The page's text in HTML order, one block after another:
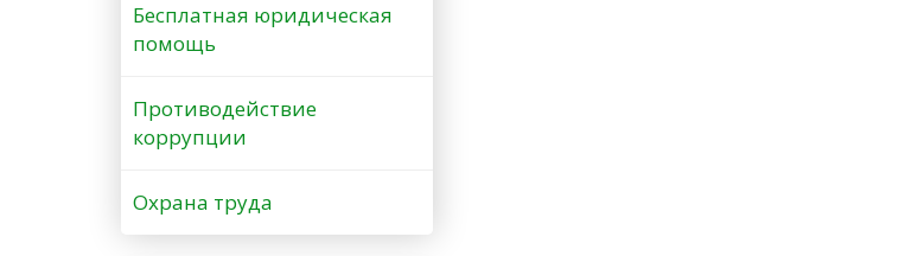
Бесплатная юридическая
помощь
Противодействие
коррупции
Охрана труда